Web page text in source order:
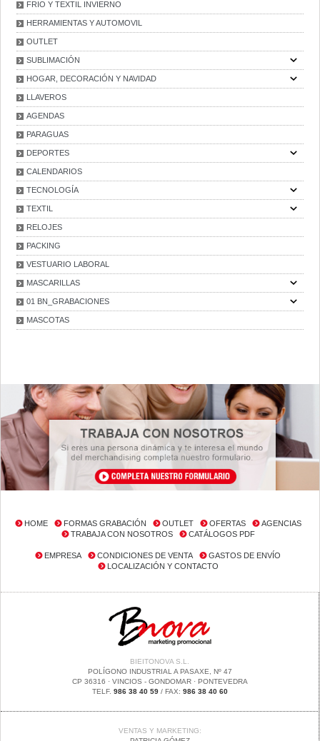
FRIO Y TEXTIL INVIERNO
HERRAMIENTAS Y AUTOMOVIL
OUTLET
SUBLIMACIÓN
HOGAR, DECORACIÓN Y NAVIDAD
LLAVEROS
AGENDAS
PARAGUAS
DEPORTES
CALENDARIOS
TECNOLOGÍA
TEXTIL
RELOJES
PACKING
VESTUARIO LABORAL
MASCARILLAS
01 BN_GRABACIONES
MASCOTAS
HOME FORMAS GRABACIÓN OUTLET OFERTAS
AGENCIAS
TRABAJA CON NOSOTROS
CATÁLOGOS PDF
EMPRESA CONDICIONES DE VENTA
GASTOS DE ENVÍO
LOCALIZACIÓN Y CONTACTO
BIEITONOVA S.L.
POLÍGONO INDUSTRIAL A PASAXE, Nº 47
CP 36316 · VINCIOS - GONDOMAR · PONTEVEDRA
TELF. 986 38 40 59/ FAX: 986 38 40 60
VENTAS Y MARKETING: